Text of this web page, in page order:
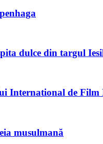
dulce din targul
International d​e
musulmană